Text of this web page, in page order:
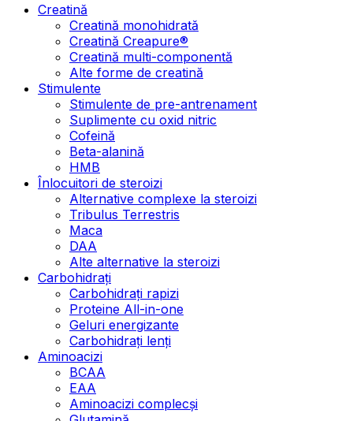
Creatină
Creatină monohidrată
Creatină Creapure®
Creatină multi-componentă
Alte forme de creatină
Stimulente
Stimulente de pre-antrenament
Suplimente cu oxid nitric
Cofeină
Beta-alanină
HMB
Înlocuitori de steroizi
Alternative complexe la steroizi
Tribulus Terrestris
Maca
DAA
Alte alternative la steroizi
Carbohidrați
Carbohidrați rapizi
Proteine All-in-one
Geluri energizante
Carbohidrați lenți
Aminoacizi
BCAA
EAA
Aminoacizi complecși